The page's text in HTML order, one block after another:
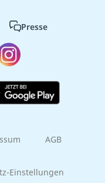
Presse
AGB
Einstellungen